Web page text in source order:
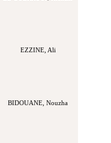
EZZINE, Ali
BIDOUANE, Nouzha